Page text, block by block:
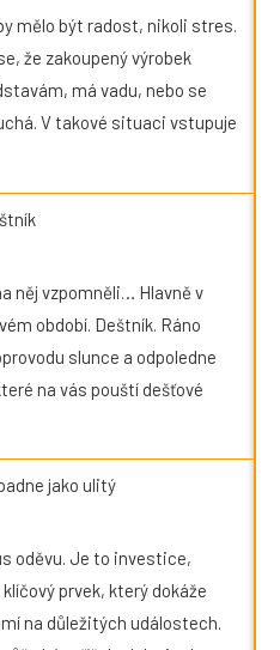
mělo být radost, nikoli stres.
že zakoupený výrobek
má vadu, nebo se
V takové situaci vstupuje
něj vzpomněli… Hlavně v
období. Deštník. Ráno
slunce a odpoledne
na vás pouští dešťové
jako ulitý
oděvu. Je to investice,
prvek, který dokáže
na důležitých událostech.